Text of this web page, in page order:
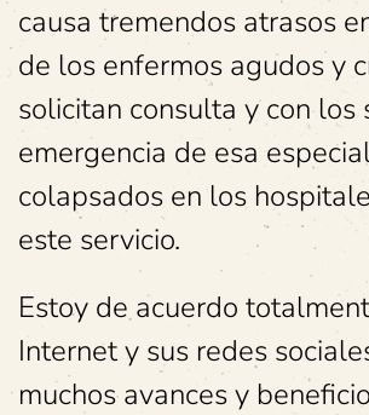
causa tremendos atrasos
de los enfermos agudos y
solicitan consulta y con los
emergencia de esa
colapsados en los
este servicio.
Estoy de acuerdo
Internet y sus redes
muchos avances y